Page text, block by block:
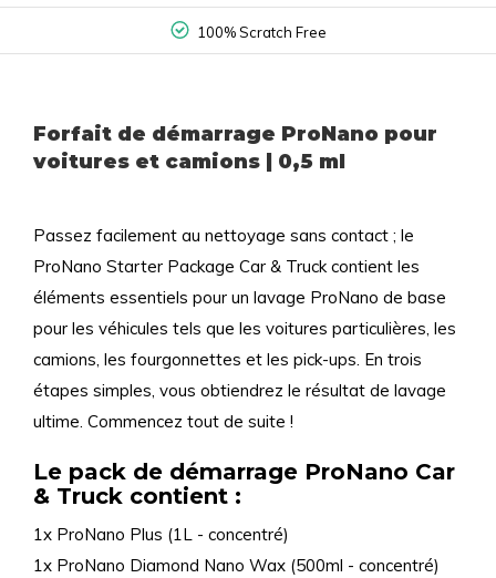
100% Non Contact
Forfait de démarrage ProNano pour
voitures et camions | 0,5 ml
Passez facilement au nettoyage sans contact ; le
ProNano Starter Package Car & Truck contient les
éléments essentiels pour un lavage ProNano de base
pour les véhicules tels que les voitures particulières, les
camions, les fourgonnettes et les pick-ups. En trois
étapes simples, vous obtiendrez le résultat de lavage
ultime. Commencez tout de suite !
Le pack de démarrage ProNano Car
& Truck contient :
1x ProNano Plus (1L - concentré)
1x ProNano Diamond Nano Wax (500ml - concentré)